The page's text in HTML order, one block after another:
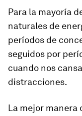
Para la mayoría
naturales de
períodos de
seguidos por
cuando nos
distracciones.
La mejor manera